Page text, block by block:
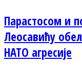
Парастосом и
Леосавићу
НАТО агресије